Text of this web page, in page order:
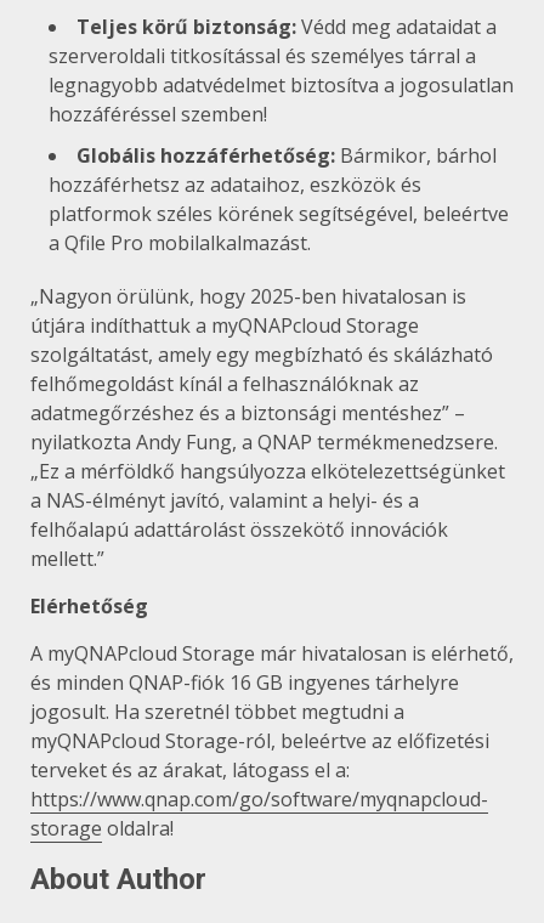
Teljes körű biztonság:Védd meg adataidat a
szerveroldali titkosítással és személyes tárral a
legnagyobb adatvédelmet biztosítva a jogosulatlan
hozzáféréssel szemben!
Globális hozzáférhetőség: Bármikor, bárhol
hozzáférhetsz az adataihoz, eszközök és
platformok széles körének segítségével, beleértve
a Qfile Pro mobilalkalmazást.
„Nagyon örülünk, hogy 2025-ben hivatalosan is
útjára indíthattuk a myQNAPcloud Storage
szolgáltatást, amely egy megbízható és skálázható
felhőmegoldást kínál a felhasználóknak az
adatmegőrzéshez és a biztonsági mentéshez” –
nyilatkozta Andy Fung, a QNAP termékmenedzsere.
„Ez a mérföldkő hangsúlyozza elkötelezettségünket
a NAS-élményt javító, valamint a helyi- és a
felhőalapú adattárolást összekötő innovációk
mellett.”
Elérhetőség
A myQNAPcloud Storage már hivatalosan is elérhető,
és minden QNAP-fiók 16 GB ingyenes tárhelyre
jogosult. Ha szeretnél többet megtudni a
myQNAPcloud Storage-ról, beleértve az előfizetési
terveket és az árakat, látogass el a:
https://www.qnap.com/go/software/myqnapcloud-
storage oldalra!
About Author